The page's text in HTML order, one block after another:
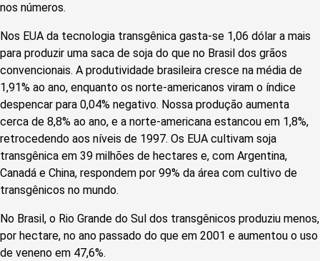
nos números.
Nos EUA da tecnologia transgênica gasta-se 1,06 dólar a mais
para produzir uma saca de soja do que no Brasil dos grãos
convencionais. A produtividade brasileira cresce na média de
1,91% ao ano, enquanto os norte-americanos viram o índice
despencar para 0,04% negativo. Nossa produção aumenta
cerca de 8,8% ao ano, e a norte-americana estancou em 1,8%,
retrocedendo aos níveis de 1997. Os EUA cultivam soja
transgênica em 39 milhões de hectares e, com Argentina,
Canadá e China, respondem por 99% da área com cultivo de
transgênicos no mundo.
No Brasil, o Rio Grande do Sul dos transgênicos produziu menos,
por hectare, no ano passado do que em 2001 e aumentou o uso
de veneno em 47,6%.